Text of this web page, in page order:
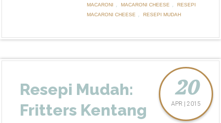
MACARONI
, MACARONI CHEESE ,
RESEPI
MACARONI CHEESE
, RESEPI MUDAH
Resepi Mudah:
Fritters Kentang
20
APR | 2015